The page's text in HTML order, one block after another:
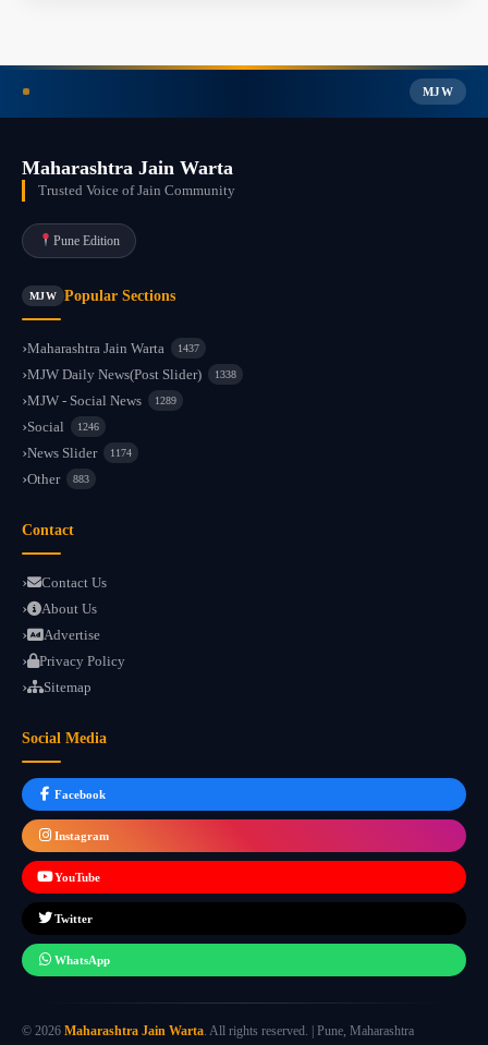
MJW
Maharashtra Jain Warta
Trusted Voice of Jain Community
Pune Edition
MJW Popular Sections
Maharashtra Jain Warta 1437
MJW Daily News(Post Slider) 1338
MJW - Social News 1289
Social 1246
News Slider 1174
Other 883
Contact
Contact Us
About Us
Advertise
Privacy Policy
Sitemap
Social Media
Facebook
Instagram
YouTube
Twitter
WhatsApp
© 2026 Maharashtra Jain Warta. All rights reserved. | Pune, Maharashtra